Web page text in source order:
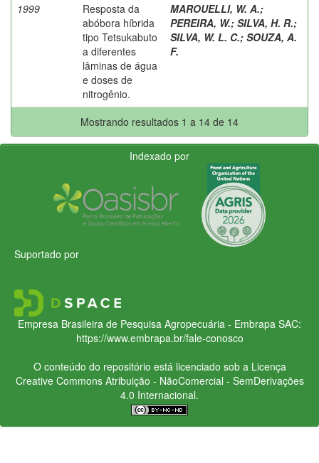
1999
Resposta da
abóbora híbrida
tipo Tetsukabuto
a diferentes
lâminas de água
e doses de
nitrogênio.
MAROUELLI, W. A.;
PEREIRA, W.; SILVA, H. R.;
SILVA, W. L. C.; SOUZA, A.
F.
Mostrando resultados 1 a 14 de 14
Indexado por
Suportado por
Empresa Brasileira de Pesquisa Agropecuária - Embrapa SAC:
https://www.embrapa.br/fale-conosco
O conteúdo do repositório está licenciado sob a Licença
Creative CommonsAtribuição - NãoComercial - SemDerivações
4.0 Internacional.